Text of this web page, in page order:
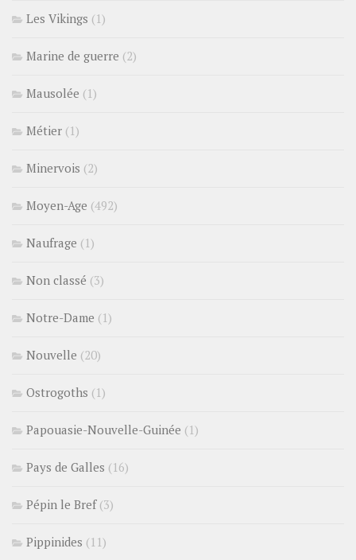
Les Vikings (1)
Marine de guerre (2)
Mausolée (1)
Métier (1)
Minervois (2)
Moyen-Age (492)
Naufrage (1)
Non classé (3)
Notre-Dame (1)
Nouvelle (20)
Ostrogoths (1)
Papouasie-Nouvelle-Guinée (1)
Pays de Galles (16)
Pépin le Bref(3)
Pippinides (11)